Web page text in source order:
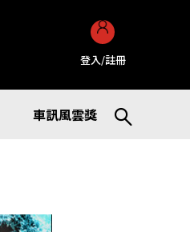
登入/註冊
車訊風雲獎